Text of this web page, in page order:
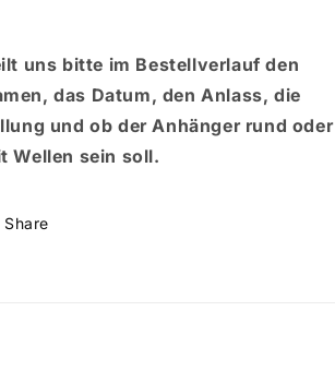
uns bitte im Bestellverlauf den
das Datum, den Anlass, die
und ob der Anhänger rund oder
Wellen sein soll.
Share